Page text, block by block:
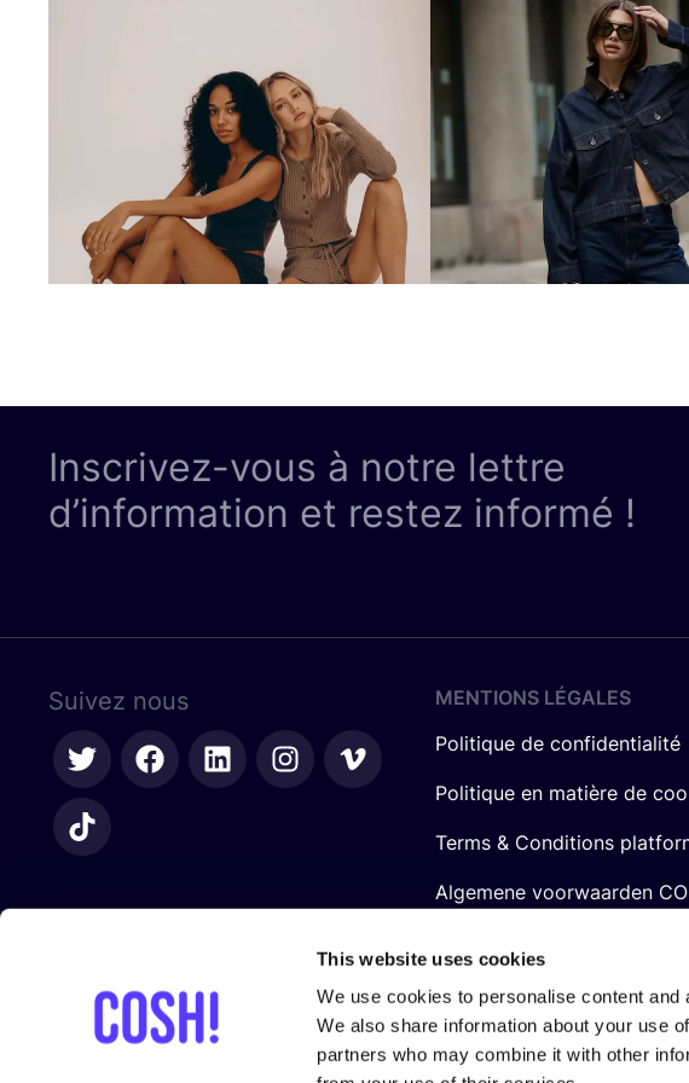
This website uses cookies
We use cookies to personalise content
We also share information about your use
partners who may combine it with other
Inscrivez-vous à notre lettre
d’information et restez informé !
Suivez nous
MENTIONS LÉGALES
Politique de confidentialité
Politique en matière de
Terms & Conditions
Algemene voorwaarden